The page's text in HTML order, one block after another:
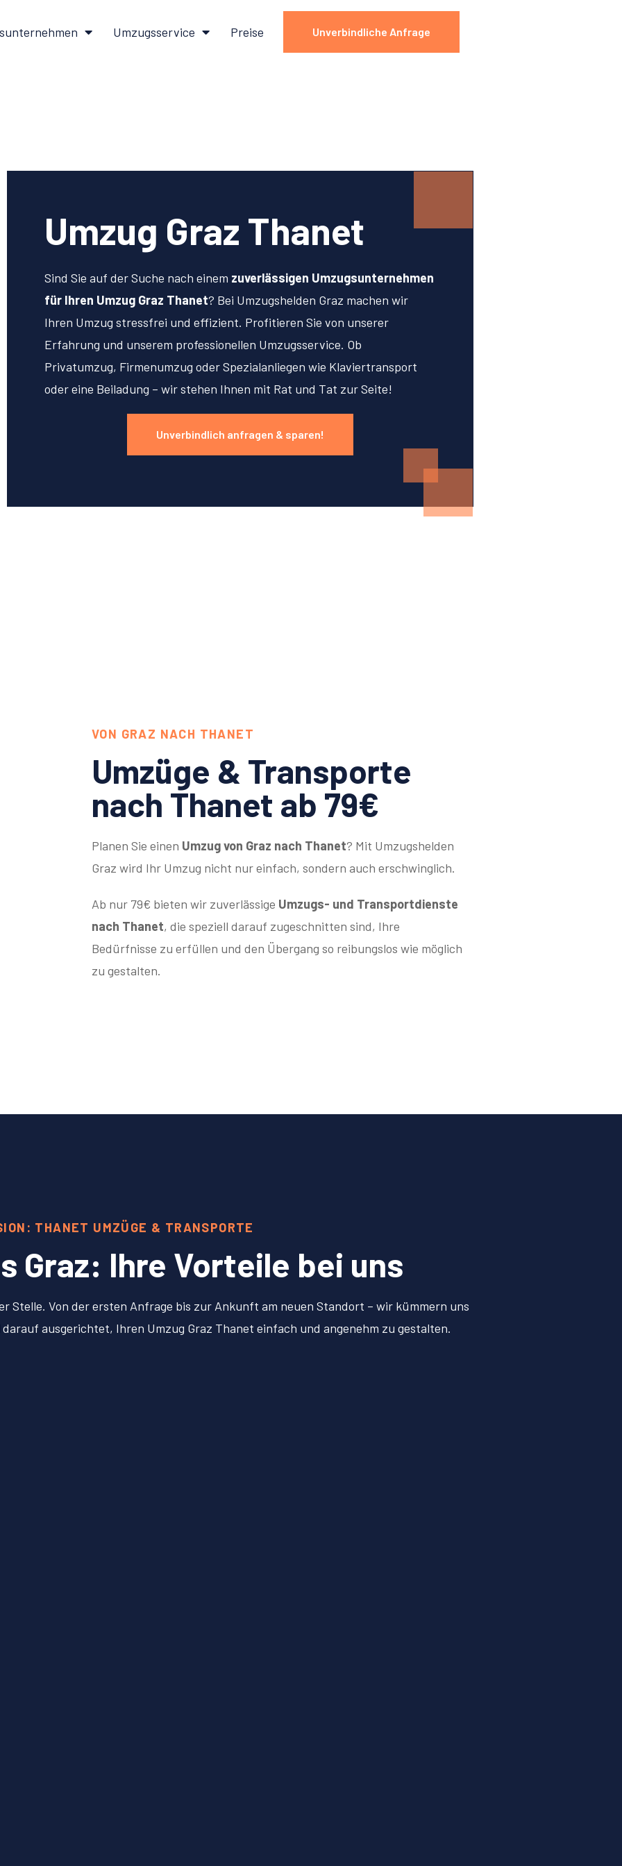
Umzugsservice Preise Unverbindliche Anfrage
Umzug Graz Thanet
Sind Sie auf der Suche nach einem zuverlässigen Umzugsunternehmen
für Ihren Umzug Graz Thanet? Bei Umzugshelden Graz machen wir
Ihren Umzug stressfrei und effizient. Profitieren Sie von unserer
Erfahrung und unserem professionellen Umzugsservice. Ob
Privatumzug, Firmenumzug oder Spezialanliegen wie Klaviertransport
oder eine Beiladung – wir stehen Ihnen mit Rat und Tat zur Seite!
Unverbindlich anfragen & sparen!
VON GRAZ NACH THANET
Umzüge & Transporte
nach Thanet ab 79€
Planen Sie einen Umzug von Graz nach Thanet? Mit Umzugshelden
Graz wird Ihr Umzug nicht nur einfach, sondern auch erschwinglich.
Ab nur 79€ bieten wir zuverlässige Umzugs- und Transportdienste
nach Thanet, die speziell darauf zugeschnitten sind, Ihre
Bedürfnisse zu erfüllen und den Übergang so reibungslos wie möglich
zu gestalten.
THANET UMZÜGE & TRANSPORTE
Graz: Ihre Vorteile bei uns
Stelle. Von der ersten Anfrage bis zur Ankunft am neuen Standort – wir kümmern uns
ausgerichtet, Ihren Umzug Graz Thanet einfach und angenehm zu gestalten.